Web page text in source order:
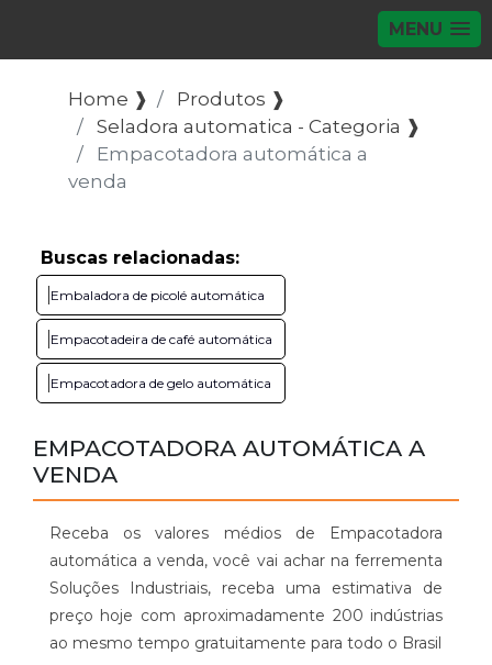
MENU
Home ❱
Produtos ❱
Seladora automatica - Categoria ❱
Empacotadora automática a
venda
Buscas relacionadas:
Embaladora de picolé automática
Empacotadeira de café automática
Empacotadora de gelo automática
EMPACOTADORA AUTOMÁTICA A
VENDA
Receba os valores médios de Empacotadora
automática a venda, você vai achar na ferrementa
Soluções Industriais, receba uma estimativa de
preço hoje com aproximadamente 200 indústrias
ao mesmo tempo gratuitamente para todo o Brasil